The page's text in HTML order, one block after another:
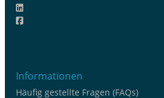
Informationen
Häufig gestellte Fragen (FAQs)